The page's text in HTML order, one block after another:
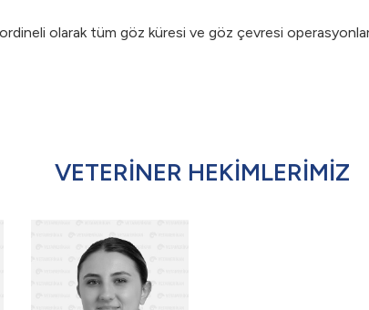
olarak tüm göz küresi ve göz çevresi
VETERİNER HEKİMLERİMİZ